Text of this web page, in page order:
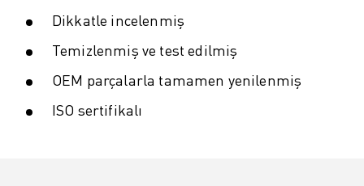
FANUC PLANS
SAHA VE BAKIM
YEDEK PARÇALAR
YENILEME
Dikkatle incelenmiş
Temizlenmiş ve test edilmiş
OEM parçalarla tamamen yenilenmiş
ISO sertifikalı